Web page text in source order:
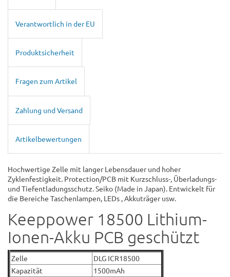
Verantwortlich in der EU
Produktsicherheit
Fragen zum Artikel
Zahlung und Versand
Artikelbewertungen
Hochwertige Zelle mit langer Lebensdauer und hoher
Zyklenfestigkeit. Protection/PCB mit Kurzschluss-, Überladungs-
und Tiefentladungsschutz. Seiko (Made in Japan). Entwickelt für
die Bereiche Taschenlampen, LEDs , Akkuträger usw.
Keeppower 18500 Lithium-
Ionen-Akku PCB geschützt
Zelle
DLG ICR18500
Kapazität
1500mAh